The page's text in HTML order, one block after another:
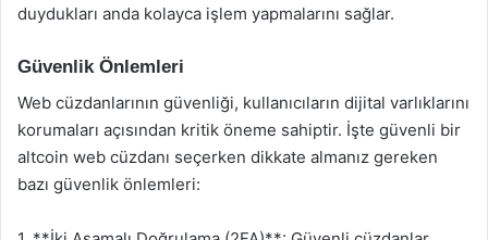
duydukları anda kolayca işlem yapmalarını sağlar.
Güvenlik Önlemleri
Web cüzdanlarının güvenliği, kullanıcıların dijital varlıklarını
korumaları açısından kritik öneme sahiptir. İşte güvenli bir
altcoin web cüzdanı seçerken dikkate almanız gereken
bazı güvenlik önlemleri: